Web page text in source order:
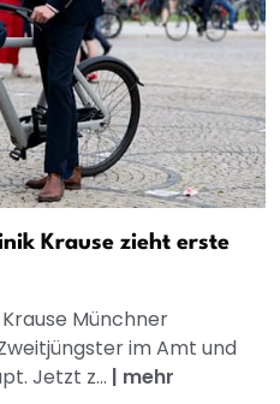
Krause zieht erste
Münchner
im Amt und
Jetzt z... | mehr